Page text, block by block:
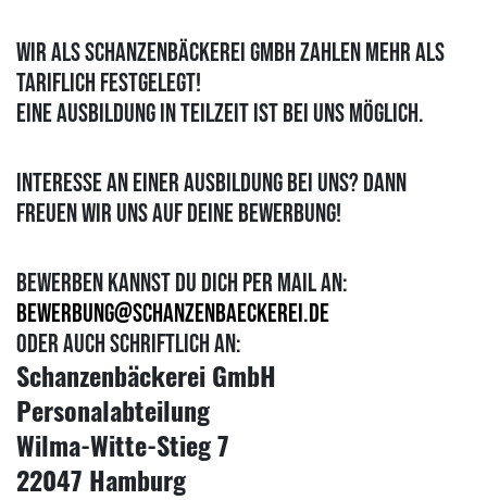
Wir als Schanzenbäckerei GmbH zahlen mehr als
tariflich festgelegt!
Eine Ausbildung in Teilzeit ist bei uns möglich.
Interesse an einer Ausbildung bei uns? Dann
freuen wir uns auf deine Bewerbung!
Bewerben kannst du dich per Mail an:
bewerbung@schanzenbaeckerei.de
oder auch schriftlich an:
Schanzenbäckerei GmbH
Personalabteilung
Wilma-Witte-Stieg 7
22047 Hamburg